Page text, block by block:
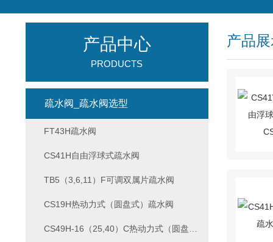
产品
产品中心
PRODUCTS
疏水阀_疏水阀选型
FT43H疏水阀
CS41H自由浮球式疏水阀
TB5（3,6,11）F可调双属片疏水阀
CS19H热动力式（圆盘式）疏水阀